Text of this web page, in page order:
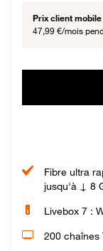
Prix client mobile
47,99 €/mois
Fibre ultra
jusqu'à ↓ 8
Livebox 7 :
200 chaînes